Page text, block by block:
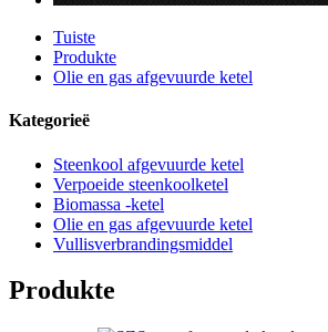
Tuiste
Produkte
Olie en gas afgevuurde ketel
Kategorieë
Steenkool afgevuurde ketel
Verpoeide steenkoolketel
Biomassa -ketel
Olie en gas afgevuurde ketel
Vullisverbrandingsmiddel
Produkte